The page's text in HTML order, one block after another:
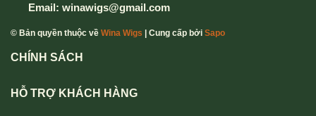
Email: winawigs@gmail.com
© Bản quyền thuộc về Wina Wigs | Cung cấp bởi Sapo
CHÍNH SÁCH
HỖ TRỢ KHÁCH HÀNG